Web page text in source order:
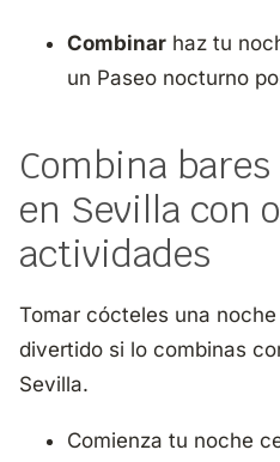
Combinar haz tu
un Paseo nocturno
Combina
en Sevilla con
actividades
Tomar cócteles una
divertido si lo combinas
Sevilla.
Comienza tu noche